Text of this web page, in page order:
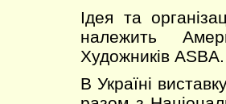
Ідея та
належить
Художників ASBA.
В Україні